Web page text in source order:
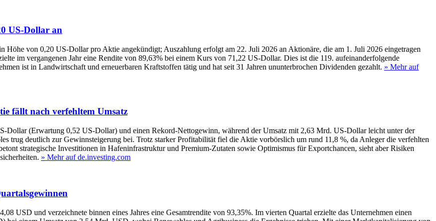
US-Dollar an
Höhe von 0,20 US-Dollar pro Aktie angekündigt; Auszahlung erfolgt am 22. Juli 2026 an Aktionäre, die am 1. Juli 2026 eingetragen
im vergangenen Jahr eine Rendite von 89,63% bei einem Kurs von 71,22 US-Dollar. Dies ist die 119. aufeinanderfolgende
ist in Landwirtschaft und erneuerbaren Kraftstoffen tätig und hat seit 31 Jahren ununterbrochen Dividenden gezahlt. » Mehr auf
fällt nach verfehltem Umsatz
Dollar (Erwartung 0,52 US-Dollar) und einen Rekord-Nettogewinn, während der Umsatz mit 2,63 Mrd. US-Dollar leicht unter der
trug deutlich zur Gewinnsteigerung bei. Trotz starker Profitabilität fiel die Aktie vorbörslich um rund 11,8 %, da Anleger die verfehlten
strategische Investitionen in Hafeninfrastruktur und Premium-Zutaten sowie Optimismus für Exportchancen, sieht aber Risiken
» Mehr auf de.investing.com
USD und verzeichnete binnen eines Jahres eine Gesamtrendite von 93,35%. Im vierten Quartal erzielte das Unternehmen einen